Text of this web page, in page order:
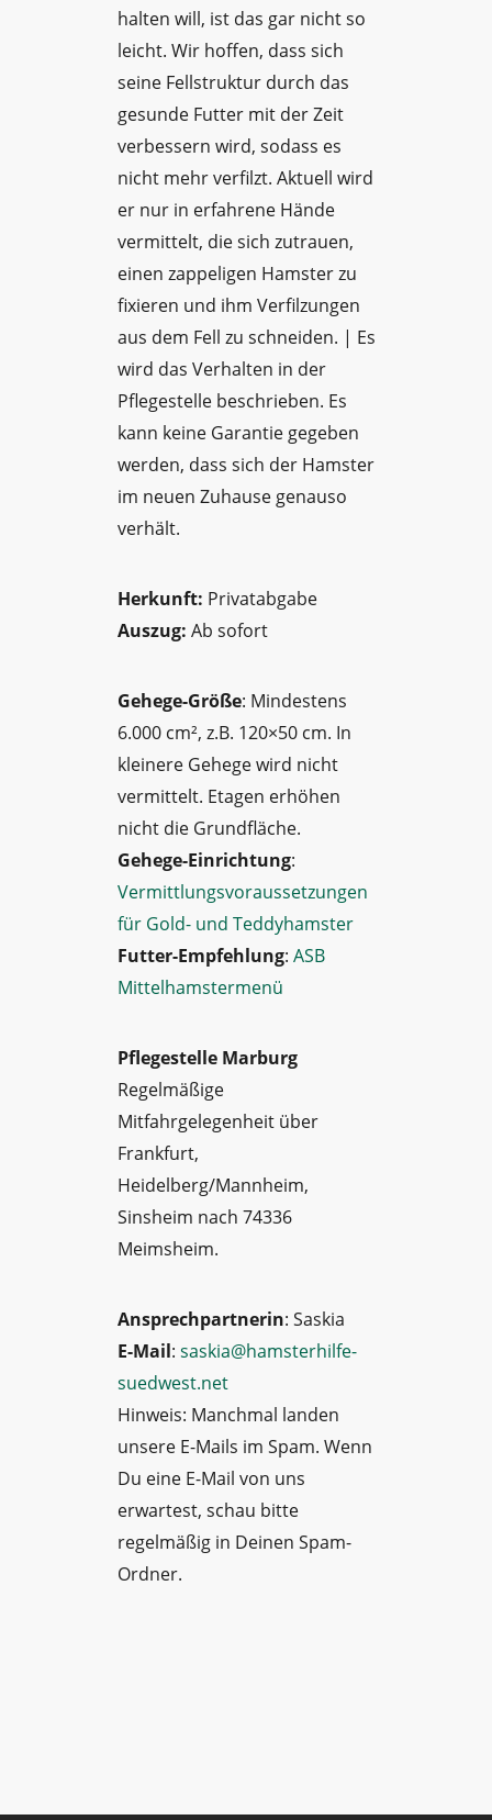
halten will, ist das gar nicht so
leicht. Wir hoffen, dass sich
seine Fellstruktur durch das
gesunde Futter mit der Zeit
verbessern wird, sodass es
nicht mehr verfilzt. Aktuell wird
er nur in erfahrene Hände
vermittelt, die sich zutrauen,
einen zappeligen Hamster zu
fixieren und ihm Verfilzungen
aus dem Fell zu schneiden. | Es
wird das Verhalten in der
Pflegestelle beschrieben. Es
kann keine Garantie gegeben
werden, dass sich der Hamster
im neuen Zuhause genauso
verhält.
Herkunft: Privatabgabe
Auszug: Ab sofort
Gehege-Größe: Mindestens
6.000 cm², z.B. 120×50 cm. In
kleinere Gehege wird nicht
vermittelt. Etagen erhöhen
nicht die Grundfläche.
Gehege-Einrichtung:
Vermittlungsvoraussetzungen
für Gold- und Teddyhamster
Futter-Empfehlung: ASB
Mittelhamstermenü
Pflegestelle Marburg
Regelmäßige
Mitfahrgelegenheit über
Frankfurt,
Heidelberg/Mannheim,
Sinsheim nach 74336
Meimsheim.
Ansprechpartnerin: Saskia
E-Mail: saskia@hamsterhilfe-
suedwest.net
Hinweis: Manchmal landen
unsere E-Mails im Spam. Wenn
Du eine E-Mail von uns
erwartest, schau bitte
regelmäßig in Deinen Spam-
Ordner.